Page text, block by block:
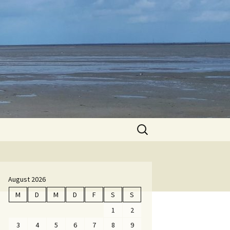
Suche
nach:
August 2026
M
D M D F S
S
1
2
3
4 5 6 7 8
9